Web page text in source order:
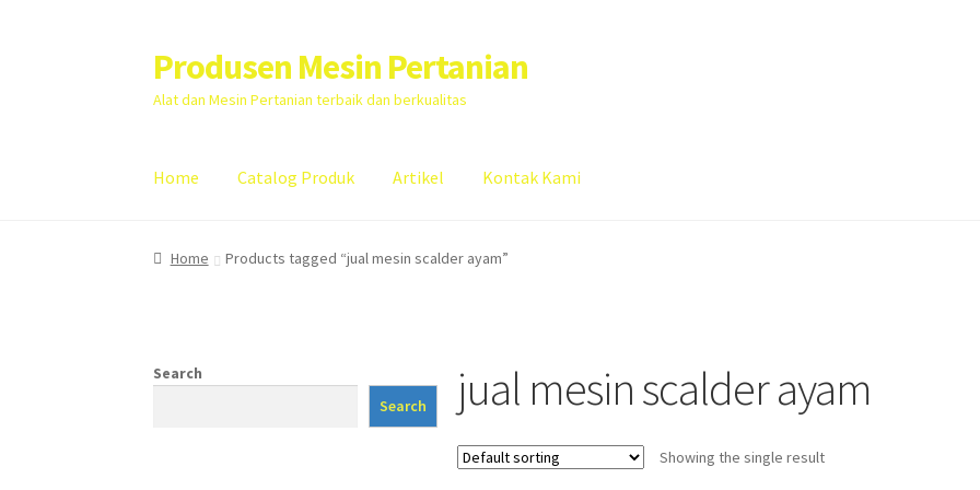
Skip
to
navigation
Skip
to
content
Produsen Mesin Pertanian
Alat dan Mesin Pertanian terbaik dan berkualitas
Home Catalog Produk Artikel Kontak Kami
Home Artikel Cart Checkout Kontak Kami My account
Home Products tagged “jual mesin scalder ayam”
jual mesin scalder ayam
Showing the single result
Search
Search